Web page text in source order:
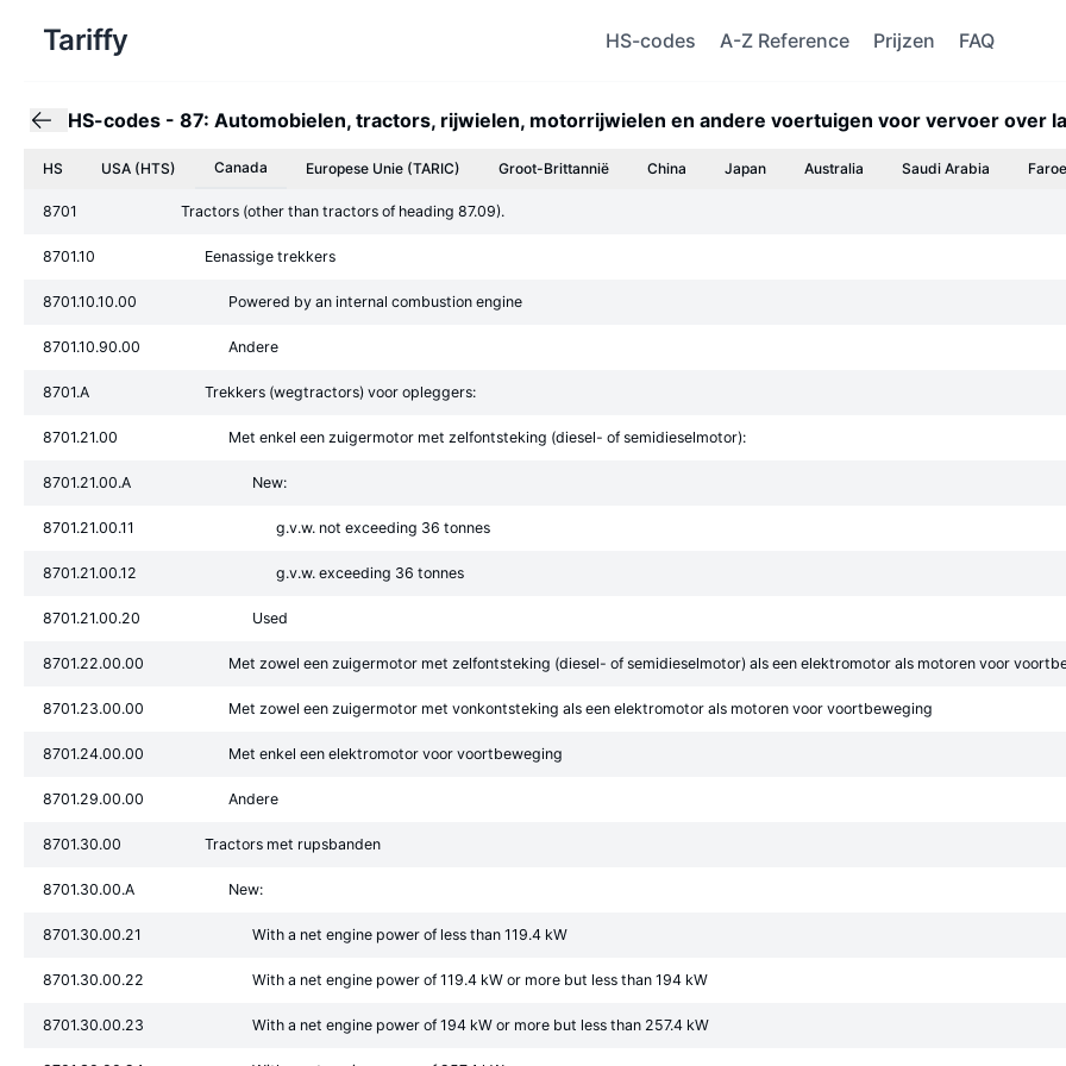
Tariffy HS-codes A-Z Reference Prijzen FAQ
HS-codes - 87: Automobielen, tractors, rijwielen, motorrijwielen en andere voertuigen voor vervoer over
HS USA (HTS) Canada Europese Unie (TARIC) Groot-Brittannië China Japan Australia Saudi Arabia
8701 Tractors (other than tractors of heading 87.09).
8701.10 Eenassige trekkers
8701.10.10.00 Powered by an internal combustion engine
8701.10.90.00 Andere
8701.A Trekkers (wegtractors) voor opleggers:
8701.21.00 Met enkel een zuigermotor met zelfontsteking (diesel- of semidieselmotor):
8701.21.00.A New:
8701.21.00.11 g.v.w. not exceeding 36 tonnes
8701.21.00.12 g.v.w. exceeding 36 tonnes
8701.21.00.20 Used
8701.22.00.00 Met zowel een zuigermotor met zelfontsteking (diesel- of semidieselmotor) als een elektromotor als motoren voor
8701.23.00.00 Met zowel een zuigermotor met vonkontsteking als een elektromotor als motoren voor voortbeweging
8701.24.00.00 Met enkel een elektromotor voor voortbeweging
8701.29.00.00 Andere
8701.30.00 Tractors met rupsbanden
8701.30.00.A New:
8701.30.00.21 With a net engine power of less than 119.4 kW
8701.30.00.22 With a net engine power of 119.4 kW or more but less than 194 kW
8701.30.00.23 With a net engine power of 194 kW or more but less than 257.4 kW